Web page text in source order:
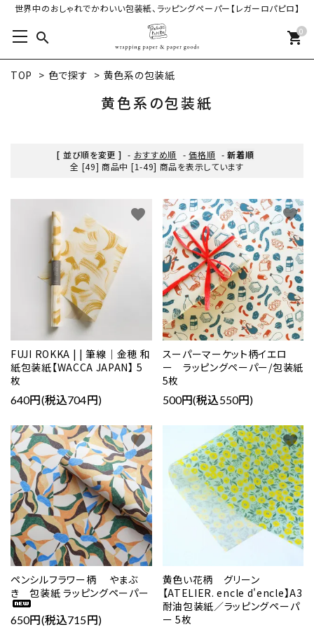
世界中のおしゃれでかわいい包装紙、ラッピングペーパー【レガーロパピロ】
search 0
shopping_cart
TOP > 色で探す > 黄色系の包装紙
黄色系の包装紙
[ 並び順を変更 ] - おすすめ順 -価格順 -新着順
全 [49] 商品中 [1-49] 商品を表示しています
FUJI ROKKA | | 筆線｜金穂 和
紙包装紙【WACCA JAPAN】 5
枚
640円(税込704円)
favorite
スーパーマーケット柄イエロ
ー ラッピングペーパー/包装紙
5枚
500円(税込550円)
favorite
ペンシルフラワー柄 やまぶ
き 包装紙 ラッピングペーパー
650円(税込715円)
favorite
黄色い花柄 グリーン
【ATELIER. encle d'encle】A3
耐油包装紙／ラッピングペーパ
ー 5枚
favorite